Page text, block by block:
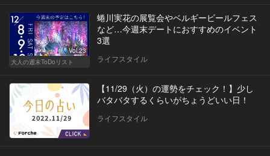
Vol.23
大人の週末ToDoリスト
蜷川実花の展覧会やベルギービールフェス
など…今週末デートにおすすめのイベント
3選
ライフスタイル
【11/29（火）の運勢をチェック！】少し
バタバタするくらいがちょうどいい日！
ライフスタイル